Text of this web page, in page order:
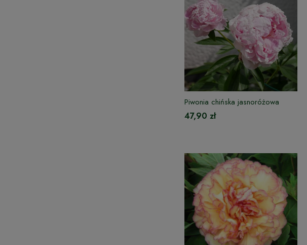
Piwonia chińska jasnoróżowa
47,90 zł